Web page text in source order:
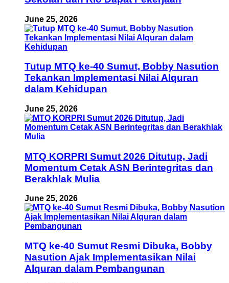
June 25, 2026
Tutup MTQ ke-40 Sumut, Bobby Nasution
Tekankan Implementasi Nilai Alquran
dalam Kehidupan
June 25, 2026
MTQ KORPRI Sumut 2026 Ditutup, Jadi
Momentum Cetak ASN Berintegritas dan
Berakhlak Mulia
June 25, 2026
MTQ ke-40 Sumut Resmi Dibuka, Bobby
Nasution Ajak Implementasikan Nilai
Alquran dalam Pembangunan